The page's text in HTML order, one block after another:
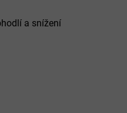
a snížení